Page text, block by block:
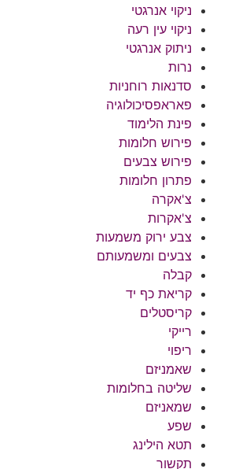
ניקוי אנרגטי
ניקוי עין רעה
ניתוק אנרגטי
נרות
סדנאות רוחניות
פאראפסיכולוגיה
פינת הלימוד
פירוש חלומות
פירוש צבעים
פתרון חלומות
צ'אקרה
צ'אקרות
צבע ירוק משמעות
צבעים ומשמעותם
קבלה
קריאת כף יד
קריסטלים
רייקי
ריפוי
שאמניזם
שליטה בחלומות
שמאניזם
שפע
תטא הילינג
תקשור